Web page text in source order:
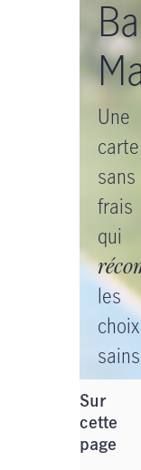
Une
carte
sans
frais
qui
les
choix
Sur
cette
page